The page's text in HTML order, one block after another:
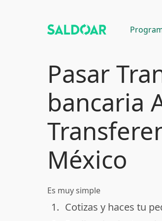
Pasar
bancaria
México
Es muy simple
done
1. Cotizas y haces tu